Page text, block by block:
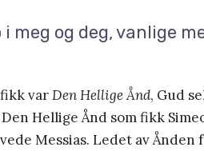
i meg og deg, vanlige
varDen Hellige Ånd, Gud
Den Hellige Ånd som fikk
Messias. Ledet av